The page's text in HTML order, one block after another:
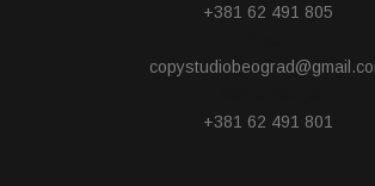
+381 62 491 805
+381 62 491 801